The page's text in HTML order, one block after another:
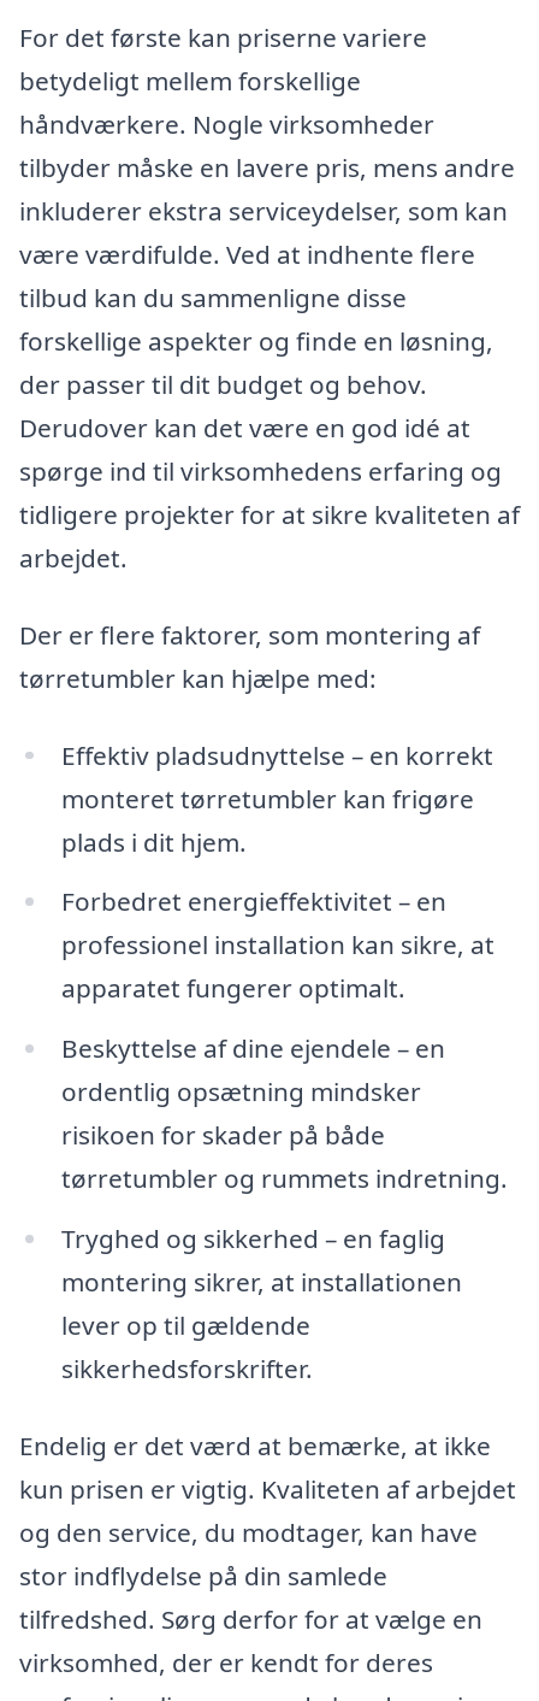
For det første kan priserne variere
betydeligt mellem forskellige
håndværkere. Nogle virksomheder
tilbyder måske en lavere pris, mens andre
inkluderer ekstra serviceydelser, som kan
være værdifulde. Ved at indhente flere
tilbud kan du sammenligne disse
forskellige aspekter og finde en løsning,
der passer til dit budget og behov.
Derudover kan det være en god idé at
spørge ind til virksomhedens erfaring og
tidligere projekter for at sikre kvaliteten af
arbejdet.
Der er flere faktorer, som montering af
tørretumbler kan hjælpe med:
Effektiv pladsudnyttelse – en korrekt
monteret tørretumbler kan frigøre
plads i dit hjem.
Forbedret energieffektivitet – en
professionel installation kan sikre, at
apparatet fungerer optimalt.
Beskyttelse af dine ejendele – en
ordentlig opsætning mindsker
risikoen for skader på både
tørretumbler og rummets indretning.
Tryghed og sikkerhed – en faglig
montering sikrer, at installationen
lever op til gældende
sikkerhedsforskrifter.
Endelig er det værd at bemærke, at ikke
kun prisen er vigtig. Kvaliteten af arbejdet
og den service, du modtager, kan have
stor indflydelse på din samlede
tilfredshed. Sørg derfor for at vælge en
virksomhed, der er kendt for deres